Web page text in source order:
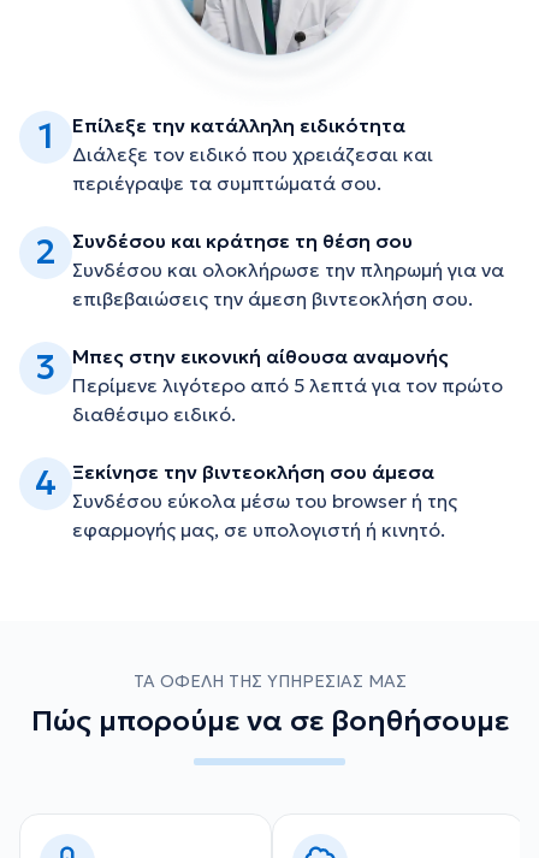
1
Επίλεξε την κατάλληλη ειδικότητα
Διάλεξε τον ειδικό που χρειάζεσαι και
περιέγραψε τα συμπτώματά σου.
2
Συνδέσου και κράτησε τη θέση σου
Συνδέσου και ολοκλήρωσε την πληρωμή για να
επιβεβαιώσεις την άμεση βιντεοκλήση σου.
3
Μπες στην εικονική αίθουσα αναμονής
Περίμενε λιγότερο από 5 λεπτά για τον πρώτο
διαθέσιμο ειδικό.
4
Ξεκίνησε την βιντεοκλήση σου άμεσα
Συνδέσου εύκολα μέσω του browser ή της
εφαρμογής μας, σε υπολογιστή ή κινητό.
ΤΑ ΟΦΕΛΗ ΤΗΣ ΥΠΗΡΕΣΙΑΣ ΜΑΣ
Πώς μπορούμε να σε βοηθήσουμε